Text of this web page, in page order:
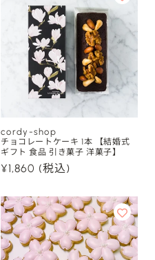
販
売
元:
cordy-shop
チョコレートケーキ 1本 【結婚式
ギフト 食品 引き菓子 洋菓子】
通
価
格
¥1,860 (税込)